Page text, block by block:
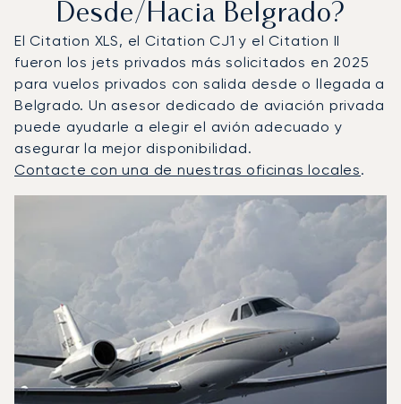
Desde/hacia Belgrado?
El Citation XLS, el Citation CJ1 y el Citation II
fueron los jets privados más solicitados en 2025
para vuelos privados con salida desde o llegada a
Belgrado. Un asesor dedicado de aviación privada
puede ayudarle a elegir el avión adecuado y
asegurar la mejor disponibilidad.
Contacte con una de nuestras oficinas locales.
Modelo de aeronave
Asientos
Velocidad (km/h)
Velocidad (nudos)
Autonomía